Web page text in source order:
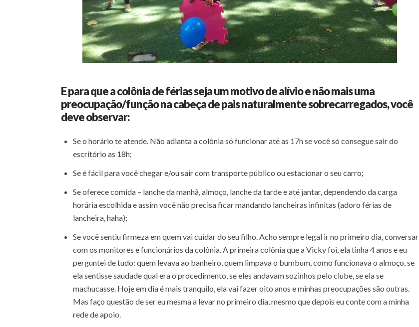
E para que a colônia de férias seja um motivo de alívio e não mais uma
preocupação/função na cabeça de pais naturalmente sobrecarregados, você
deve observar:
Se o horário te atende. Não adianta a colônia só funcionar até as 17h se você só consegue sair do
escritório as 18h;
Se é fácil para você chegar e/ou sair com transporte público ou estacionar o seu carro;
Se oferece comida – lanche da manhã, almoço, lanche da tarde e até jantar, dependendo da carga
horária escolhida e assim você não precisa ficar mandando lancheiras infinitas (adoro férias de
lancheira, haha);
Se você sentiu firmeza em quem vai cuidar do seu filho. Acho sempre legal ir no primeiro dia, conversar
com os monitores e funcionários da colônia. A primeira colônia que a Vicky foi, ela tinha 4 anos e eu
perguntei de tudo: quem levava ao banheiro, quem limpava o bumbum, como funcionava o almoço, se
ela sentisse saudade qual era o procedimento, se eles andavam sozinhos pelo clube, se ela se
machucasse. Hoje em dia é mais tranquilo, ela vai fazer oito anos e minhas preocupações são outras.
Mas faço questão de ser eu mesma a levar no primeiro dia, mesmo que depois eu conte com a minha
rede de apoio.